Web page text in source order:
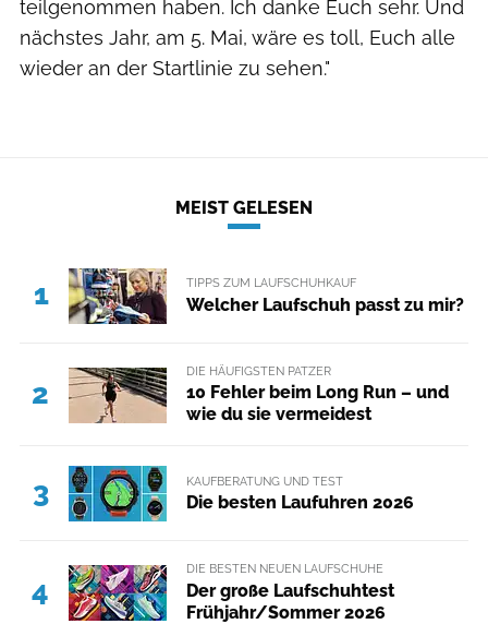
teilgenommen haben. Ich danke Euch sehr. Und
nächstes Jahr, am 5. Mai, wäre es toll, Euch alle
wieder an der Startlinie zu sehen."
MEIST GELESEN
1 TIPPS ZUM LAUFSCHUHKAUF
Welcher Laufschuh passt zu mir?
2
DIE HÄUFIGSTEN PATZER
10 Fehler beim Long Run – und
wie du sie vermeidest
3 KAUFBERATUNG UND TEST
Die besten Laufuhren 2026
4
DIE BESTEN NEUEN LAUFSCHUHE
Der große Laufschuhtest
Frühjahr/Sommer 2026